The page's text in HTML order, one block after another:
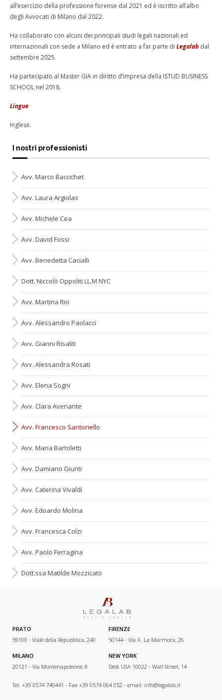
all’esercizio della professione forense dal 2021 ed è iscritto all’albo
degli Avvocati di Milano dal 2022.
Ha collaborato con alcuni dei principali studi legali nazionali ed
internazionali con sede a Milano ed è entrato a far parte di Legalab dal
settembre 2025.
Ha partecipato al Master GIA in diritto d’impresa della ISTUD BUSINESS
SCHOOL nel 2018.
Lingue
Inglese.
I nostri professionisti
Avv. Marco Baccichet
Avv. Laura Argiolas
Avv. Michele Cea
Avv. David Fossi
Avv. Benedetta Cacialli
Dott. Niccolò Oppoliti LL.M NYC
Avv. Martina Rio
Avv. Alessandro Paolacci
Avv. Gianni Risaliti
Avv. Alessandra Rosati
Avv. Elena Sogni
Avv. Clara Avenante
Avv. Francesco Santoriello
Avv. Maria Bartoletti
Avv. Damiano Giunti
Avv. Caterina Vivaldi
Avv. Edoardo Molina
Avv. Francesca Colzi
Avv. Paolo Ferragina
Dott.ssa Matilde Mozzicato
PRATO
59100 - Viale della Repubblica, 240
FIRENZE
50144 - Via A. La Marmora, 26
MILANO
20121 - Via Montenapoleone, 8
NEW YORK
Desk USA 10022 - Wall Street, 14
Tel. +39 0574 740441 - Fax +39 0574 064 052 - email: info@legalab.it